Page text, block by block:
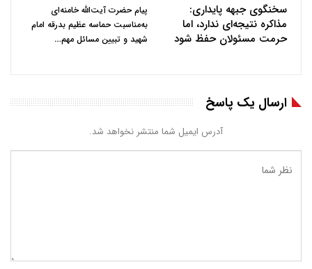
سخنگوی جبهه پایداری:
مذاکره نتیجه‌ای ندارد، اما
حرمت مسئولان حفظ شود
پیام حضرت آیت‌الله خامنه‌ای
به‌مناسبت حماسه عظیم بدرقه امام
شهید و تبیین مسائل مهم…
ارسال یک پاسخ
آدرس ایمیل شما منتشر نخواهد شد.